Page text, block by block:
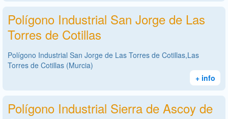
Polígono Industrial San Jorge de Las
Torres de Cotillas
Polígono Industrial San Jorge de Las Torres de Cotillas,Las
Torres de Cotillas (Murcia)
+ info
Polígono Industrial Sierra de Ascoy de